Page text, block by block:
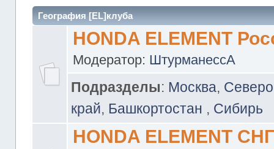
География [EL]клуба
HONDA ELEMENT
Модератор: ШтурманессА
Подразделы: Москва,
край, Башкортостан , Сибирь
HONDA ELEMENT